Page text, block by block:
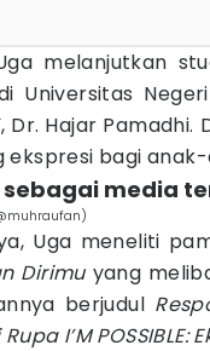
melanjutkan
Universitas
Dr. Hajar Pamadhi.
bagi
sebagai media
Uga meneliti
Dirimuyang
berjudul
I’M POSSIBLE: